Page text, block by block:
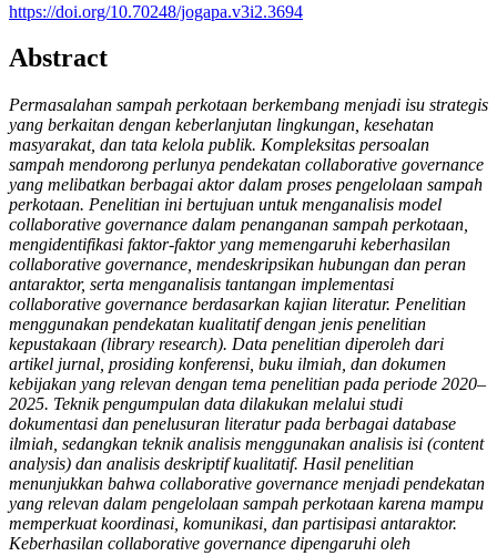
https://doi.org/10.70248/jogapa.v3i2.3694
Abstract
Permasalahan sampah perkotaan berkembang menjadi isu strategis
yang berkaitan dengan keberlanjutan lingkungan, kesehatan
masyarakat, dan tata kelola publik. Kompleksitas persoalan
sampah mendorong perlunya pendekatan collaborative governance
yang melibatkan berbagai aktor dalam proses pengelolaan sampah
perkotaan. Penelitian ini bertujuan untuk menganalisis model
collaborative governance dalam penanganan sampah perkotaan,
mengidentifikasi faktor-faktor yang memengaruhi keberhasilan
collaborative governance, mendeskripsikan hubungan dan peran
antaraktor, serta menganalisis tantangan implementasi
collaborative governance berdasarkan kajian literatur. Penelitian
menggunakan pendekatan kualitatif dengan jenis penelitian
kepustakaan (library research). Data penelitian diperoleh dari
artikel jurnal, prosiding konferensi, buku ilmiah, dan dokumen
kebijakan yang relevan dengan tema penelitian pada periode 2020–
2025. Teknik pengumpulan data dilakukan melalui studi
dokumentasi dan penelusuran literatur pada berbagai database
ilmiah, sedangkan teknik analisis menggunakan analisis isi (content
analysis) dan analisis deskriptif kualitatif. Hasil penelitian
menunjukkan bahwa collaborative governance menjadi pendekatan
yang relevan dalam pengelolaan sampah perkotaan karena mampu
memperkuat koordinasi, komunikasi, dan partisipasi antaraktor.
Keberhasilan collaborative governance dipengaruhi oleh